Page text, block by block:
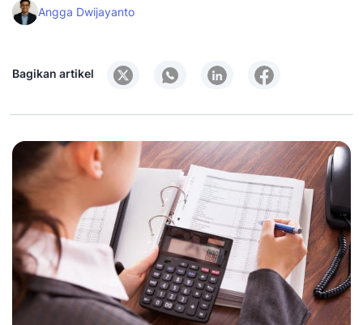
Angga Dwijayanto
Bagikan artikel